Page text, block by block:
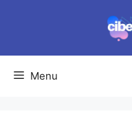
conteúdo
Menu